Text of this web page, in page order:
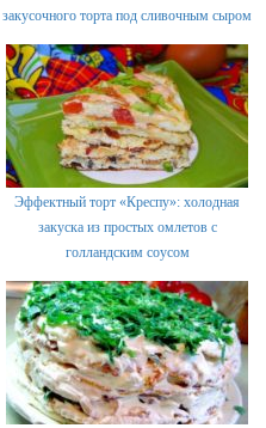
закусочного торта под сливочным сыром
Эффектный торт «Креспу»: холодная
закуска из простых омлетов с
голландским соусом